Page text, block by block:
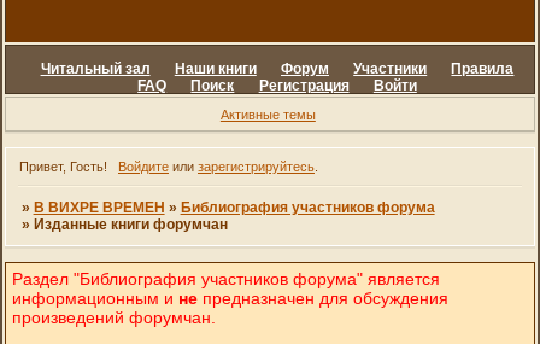
Читальный зал Наши книги Форум Участники
Правила
FAQ
Поиск Регистрация Войти
Активные темы
Привет, Гость! Войдитеили зарегистрируйтесь.
» В ВИХРЕ ВРЕМЕН » Библиография участников форума
» Изданные книги форумчан
Раздел "Библиография участников форума" является
информационным и не предназначен для обсуждения
произведений форумчан.